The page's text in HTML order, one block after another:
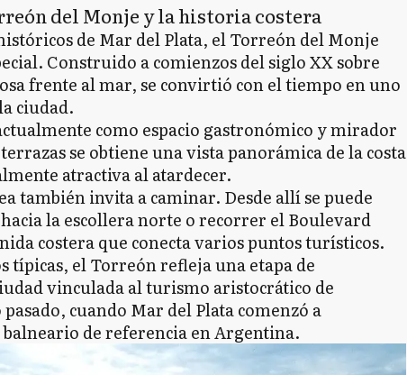
del Monje y la historia costera
de Mar del Plata, el Torreón del Monje
Construido a comienzos del siglo XX sobre
frente al mar, se convirtió con el tiempo en uno
ciudad.
como espacio gastronómico y mirador
se obtiene una vista panorámica de la costa
atractiva al atardecer.
también invita a caminar. Desde allí se puede
la escollera norte o recorrer el Boulevard
costera que conecta varios puntos turísticos.
típicas, el Torreón refleja una etapa de
vinculada al turismo aristocrático de
cuando Mar del Plata comenzó a
de referencia en Argentina.